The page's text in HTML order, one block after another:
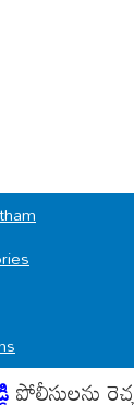
పోలీసులను